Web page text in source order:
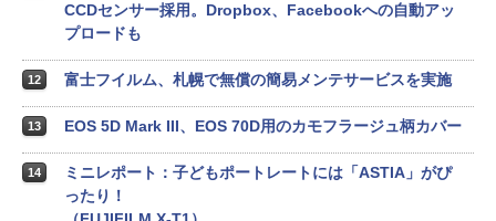
CCDセンサー採用。Dropbox、Facebookへの自動アッ
プロードも
12 富士フイルム、札幌で無償の簡易メンテサービスを実施
13 EOS 5D Mark III、EOS 70D用のカモフラージュ柄カバー
14
ミニレポート：子どもポートレートには「ASTIA」がぴ
ったり！